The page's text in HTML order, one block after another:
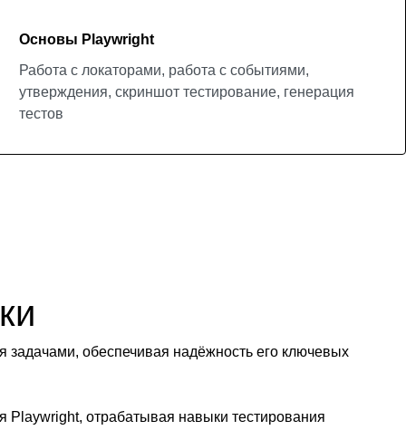
Основы Playwright
Работа с локаторами, работа с событиями,
утверждения, скриншот тестирование, генерация
тестов
задачами, обеспечивая надёжность его ключевых
Playwright, отрабатывая навыки тестирования